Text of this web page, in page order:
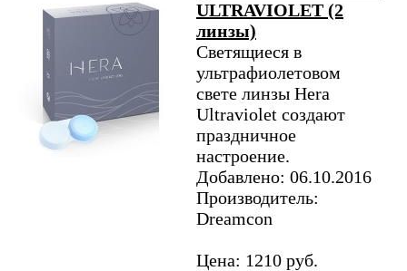
ULTRAVIOLET (2
линзы)
Светящиеся в
ультрафиолетовом
свете линзы Hera
Ultraviolet создают
праздничное
настроение.
Добавлено: 06.10.2016
Производитель:
Dreamcon
Цена: 1210 руб.